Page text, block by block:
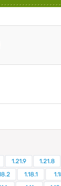
1.21.9 1.21.8
1.18.1